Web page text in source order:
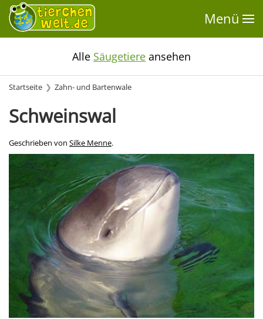
Menü
Alle Säugetiere ansehen
Startseite Zahn- und Bartenwale
Schweinswal
Geschrieben von Silke Menne.